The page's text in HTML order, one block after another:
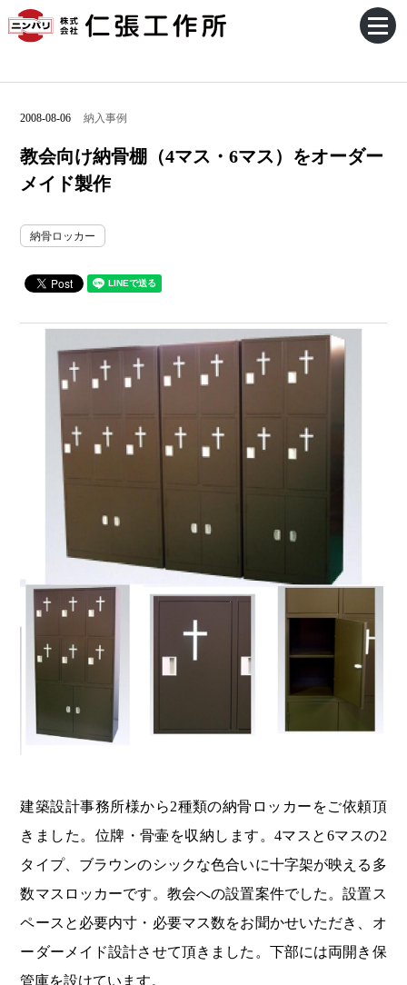
2008-08-06 納入事例
教会向け納骨棚（4マス・6マス）をオーダー
メイド製作
納骨ロッカー
建築設計事務所様から2種類の納骨ロッカーをご依頼頂
きました。位牌・骨壷を収納します。4マスと6マスの2
タイプ、ブラウンのシックな色合いに十字架が映える多
数マスロッカーです。教会への設置案件でした。設置ス
ペースと必要内寸・必要マス数をお聞かせいただき、オ
ーダーメイド設計させて頂きました。下部には両開き保
管庫を設けています。